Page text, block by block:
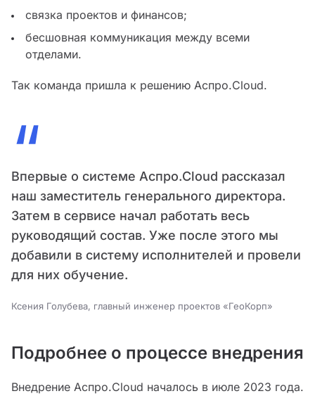
связка проектов и финансов;
бесшовная коммуникация между всеми
отделами.
Так команда пришла к решению Аспро.Cloud.
“
Впервые о системе Аспро.Cloud рассказал
наш заместитель генерального директора.
Затем в сервисе начал работать весь
руководящий состав. Уже после этого мы
добавили в систему исполнителей и провели
для них обучение.
Ксения Голубева, главный инженер проектов «ГеоКорп»
Подробнее о процессе внедрения
Внедрение Аспро.Cloud началось в июле 2023 года.